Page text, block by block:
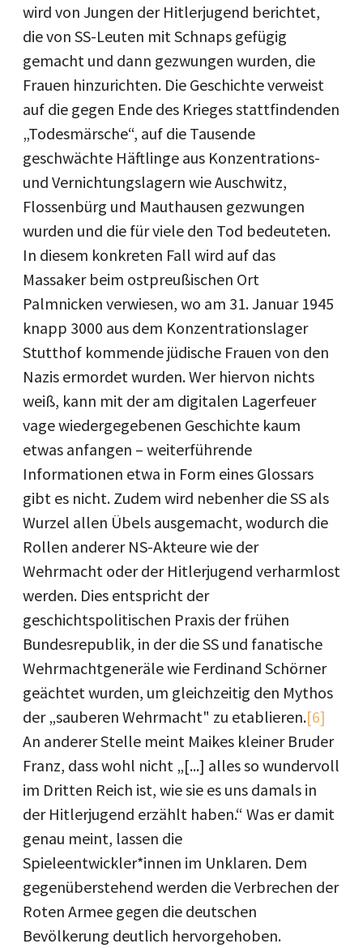
wird von Jungen der Hitlerjugend berichtet,
die von SS-Leuten mit Schnaps gefügig
gemacht und dann gezwungen wurden, die
Frauen hinzurichten. Die Geschichte verweist
auf die gegen Ende des Krieges stattfindenden
„Todesmärsche“, auf die Tausende
geschwächte Häftlinge aus Konzentrations-
und Vernichtungslagern wie Auschwitz,
Flossenbürg und Mauthausen gezwungen
wurden und die für viele den Tod bedeuteten.
In diesem konkreten Fall wird auf das
Massaker beim ostpreußischen Ort
Palmnicken verwiesen, wo am 31. Januar 1945
knapp 3000 aus dem Konzentrationslager
Stutthof kommende jüdische Frauen von den
Nazis ermordet wurden. Wer hiervon nichts
weiß, kann mit der am digitalen Lagerfeuer
vage wiedergegebenen Geschichte kaum
etwas anfangen – weiterführende
Informationen etwa in Form eines Glossars
gibt es nicht. Zudem wird nebenher die SS als
Wurzel allen Übels ausgemacht, wodurch die
Rollen anderer NS-Akteure wie der
Wehrmacht oder der Hitlerjugend verharmlost
werden. Dies entspricht der
geschichtspolitischen Praxis der frühen
Bundesrepublik, in der die SS und fanatische
Wehrmachtgeneräle wie Ferdinand Schörner
geächtet wurden, um gleichzeitig den Mythos
der „sauberen Wehrmacht" zu etablieren.[6]
An anderer Stelle meint Maikes kleiner Bruder
Franz, dass wohl nicht „[...] alles so wundervoll
im Dritten Reich ist, wie sie es uns damals in
der Hitlerjugend erzählt haben.“ Was er damit
genau meint, lassen die
Spieleentwickler*innen im Unklaren. Dem
gegenüberstehend werden die Verbrechen der
Roten Armee gegen die deutschen
Bevölkerung deutlich hervorgehoben.